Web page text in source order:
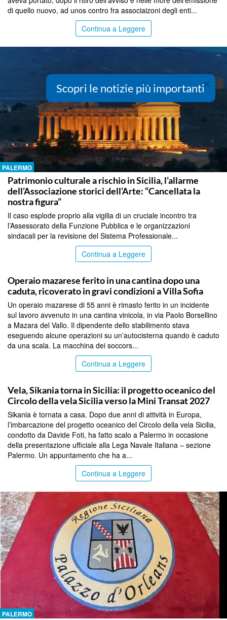
di quello nuovo, ad unos contro fra associaizoni degli enti...
Continua a Leggere
PALERMO
Patrimonio culturale a rischio in Sicilia, l’allarme
dell’Associazione storici dell’Arte: “Cancellata la
nostra figura”
Il caso esplode proprio alla vigilia di un cruciale incontro tra
l’Assessorato della Funzione Pubblica e le organizzazioni
sindacali per la revisione del Sistema Professionale...
Continua a Leggere
Operaio mazarese ferito in una cantina dopo una
caduta, ricoverato in gravi condizioni a Villa Sofia
Un operaio mazarese di 55 anni è rimasto ferito in un incidente
sul lavoro avvenuto in una cantina vinicola, in via Paolo Borsellino
a Mazara del Vallo. Il dipendente dello stabilimento stava
eseguendo alcune operazioni su un’autocisterna quando è caduto
da una scala. La macchina dei soccors...
Continua a Leggere
Vela, Sikania torna in Sicilia: il progetto oceanico del
Circolo della vela Sicilia verso la Mini Transat 2027
Sikania è tornata a casa. Dopo due anni di attività in Europa,
l’imbarcazione del progetto oceanico del Circolo della vela Sicilia,
condotto da Davide Foti, ha fatto scalo a Palermo in occasione
della presentazione ufficiale alla Lega Navale Italiana – sezione
Palermo. Un appuntamento che ha a...
Continua a Leggere
PALERMO
×
Scopri le notizie più importanti